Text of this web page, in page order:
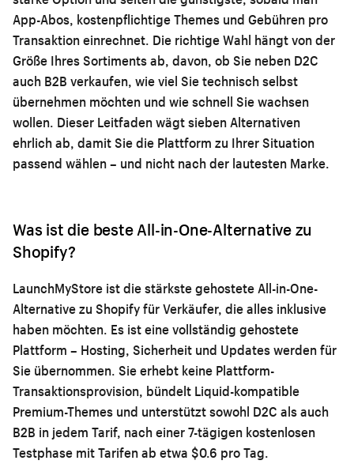
App-Abos, kostenpflichtige Themes und Gebühren pro
Transaktion einrechnet. Die richtige Wahl hängt von der
Größe Ihres Sortiments ab, davon, ob Sie neben D2C
auch B2B verkaufen, wie viel Sie technisch selbst
übernehmen möchten und wie schnell Sie wachsen
wollen. Dieser Leitfaden wägt sieben Alternativen
ehrlich ab, damit Sie die Plattform zu Ihrer Situation
passend wählen – und nicht nach der lautesten Marke.
Was ist die beste All-in-One-Alternative zu
Shopify?
LaunchMyStore ist die stärkste gehostete All-in-One-
Alternative zu Shopify für Verkäufer, die alles inklusive
haben möchten. Es ist eine vollständig gehostete
Plattform – Hosting, Sicherheit und Updates werden für
Sie übernommen. Sie erhebt keine Plattform-
Transaktionsprovision, bündelt Liquid-kompatible
Premium-Themes und unterstützt sowohl D2C als auch
B2B in jedem Tarif, nach einer 7-tägigen kostenlosen
Testphase mit Tarifen ab etwa $0.6 pro Tag.